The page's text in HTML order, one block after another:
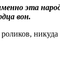
эта
вон.